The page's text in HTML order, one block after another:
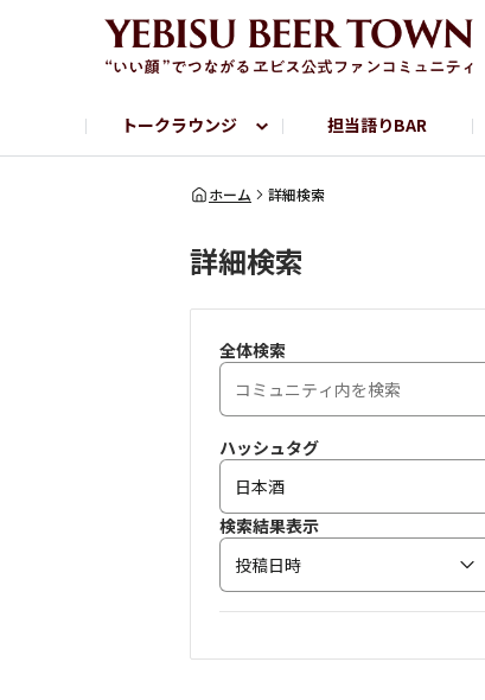
トークラウンジ
フリートーク
担当語りBAR
ヱビス提供店情報
ヱビスブランドサイト
サッポロビール公式Instagram
ホーム 詳細検索
詳細検索
全体検索
ハッシュタグ
検索結果表示
投稿日時